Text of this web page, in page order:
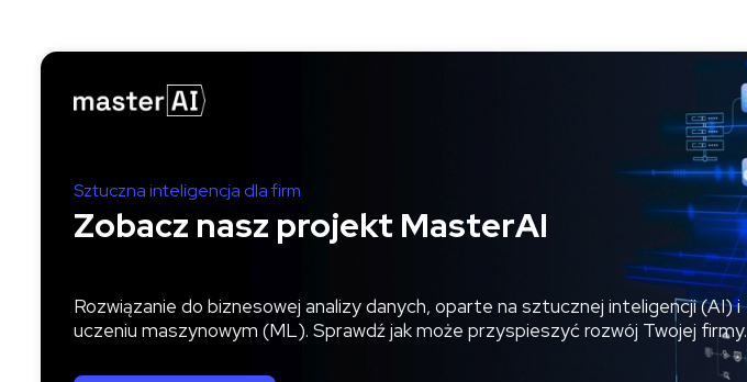
Sztuczna inteligencja dla firm
Zobacz nasz projekt MasterAI
Rozwiązanie do biznesowej analizy danych, oparte na sztucznej inteligencji (AI) i
uczeniu maszynowym (ML). Sprawdź jak może przyspieszyć rozwój Twojej firmy.